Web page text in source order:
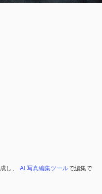
し、 AI 写真編集ツールで編集で